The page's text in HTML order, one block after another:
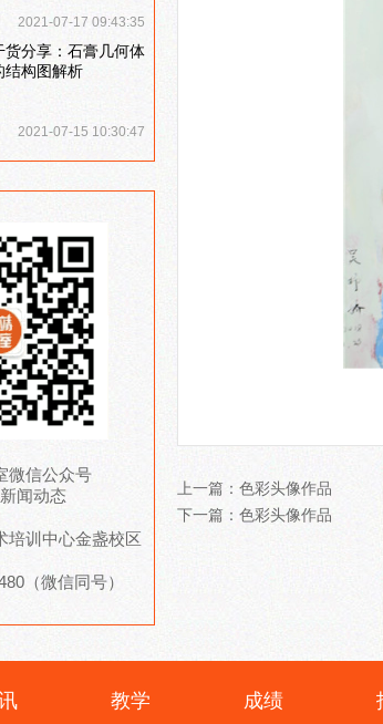
2021-07-17 09:43:35
货分享：石膏几何体
结构图解析
2021-07-15 10:30:47
微信公众号
闻动态
培训中心金盏校区
（微信同号）
上一篇： 色彩头像作品
下一篇： 色彩头像作品
教学 成绩